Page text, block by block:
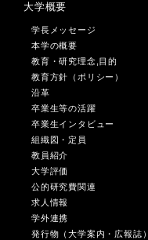
大学概要
学長メッセージ
本学の概要
教育・研究理念,目的
教育方針（ポリシー）
沿革
卒業生等の活躍
卒業生インタビュー
組織図・定員
教員紹介
大学評価
公的研究費関連
求人情報
学外連携
発行物（大学案内・広報誌）